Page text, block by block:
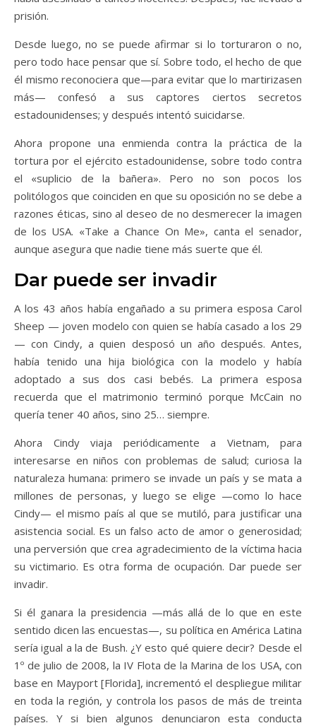
prisión.
Desde luego, no se puede afirmar si lo torturaron o no,
pero todo hace pensar que sí. Sobre todo, el hecho de que
él mismo reconociera que—para evitar que lo martirizasen
más— confesó a sus captores ciertos secretos
estadounidenses; y después intentó suicidarse.
Ahora propone una enmienda contra la práctica de la
tortura por el ejército estadounidense, sobre todo contra
el «suplicio de la bañera». Pero no son pocos los
politólogos que coinciden en que su oposición no se debe a
razones éticas, sino al deseo de no desmerecer la imagen
de los USA. «Take a Chance On Me», canta el senador,
aunque asegura que nadie tiene más suerte que él.
Dar puede ser invadir
A los 43 años había engañado a su primera esposa Carol
Sheep — joven modelo con quien se había casado a los 29
— con Cindy, a quien desposó un año después. Antes,
había tenido una hija biológica con la modelo y había
adoptado a sus dos casi bebés. La primera esposa
recuerda que el matrimonio terminó porque McCain no
quería tener 40 años, sino 25… siempre.
Ahora Cindy viaja periódicamente a Vietnam, para
interesarse en niños con problemas de salud; curiosa la
naturaleza humana: primero se invade un país y se mata a
millones de personas, y luego se elige —como lo hace
Cindy— el mismo país al que se mutiló, para justificar una
asistencia social. Es un falso acto de amor o generosidad;
una perversión que crea agradecimiento de la víctima hacia
su victimario. Es otra forma de ocupación. Dar puede ser
invadir.
Si él ganara la presidencia —más allá de lo que en este
sentido dicen las encuestas—, su política en América Latina
sería igual a la de Bush. ¿Y esto qué quiere decir? Desde el
1º de julio de 2008, la IV Flota de la Marina de los USA, con
base en Mayport [Florida], incrementó el despliegue militar
en toda la región, y controla los pasos de más de treinta
países. Y si bien algunos denunciaron esta conducta